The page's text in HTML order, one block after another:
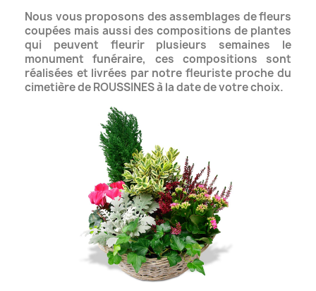
Nous vous proposons des assemblages de fleurs
coupées mais aussi des compositions de plantes
qui peuvent fleurir plusieurs semaines le
monument funéraire, ces compositions sont
réalisées et livrées par notre fleuriste proche du
cimetière de ROUSSINES à la date de votre choix.